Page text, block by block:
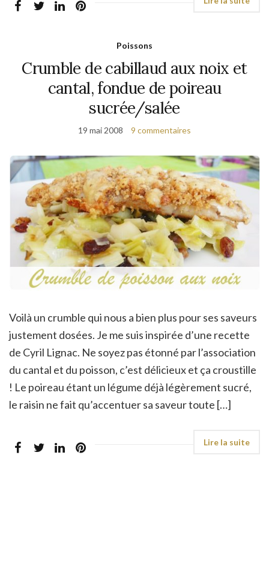
Poissons
Crumble de cabillaud aux noix et
cantal, fondue de poireau
sucrée/salée
19 mai 2008 9 commentaires
Voilà un crumble qui nous a bien plus pour ses saveurs
justement dosées. Je me suis inspirée d’une recette
de Cyril Lignac. Ne soyez pas étonné par l’association
du cantal et du poisson, c’est délicieux et ça croustille
! Le poireau étant un légume déjà légèrement sucré,
le raisin ne fait qu’accentuer sa saveur toute […]